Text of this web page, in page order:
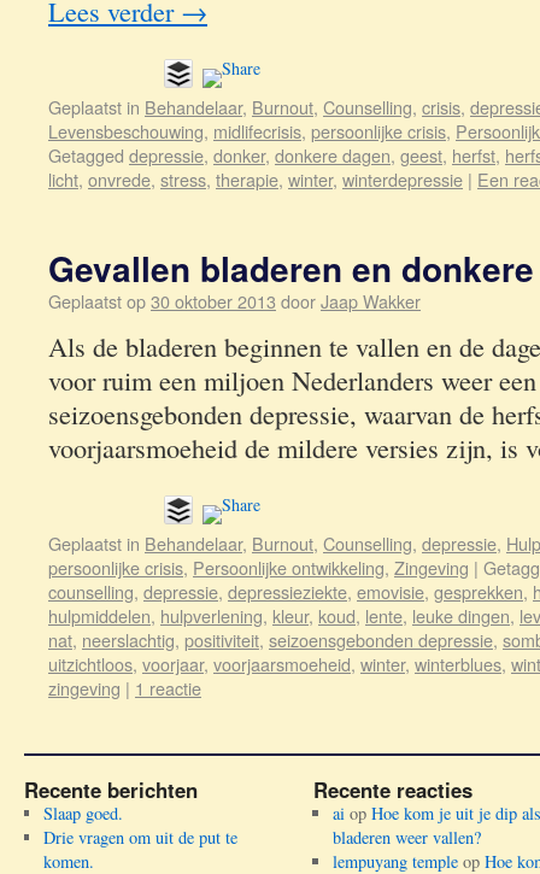
Lees verder →
Geplaatst in Behandelaar, Burnout, Counselling, crisis,
Levensbeschouwing, midlifecrisis, persoonlijke crisis,
Getagged depressie, donker, donkere dagen, geest, herfst,
licht, onvrede, stress, therapie, winter, winterdepressie | Een
Gevallen bladeren en
Geplaatst op30 oktober 2013 doorJaap Wakker
Als de bladeren beginnen te vallen en de
voor ruim een miljoen Nederlanders weer
seizoensgebonden depressie, waarvan de
voorjaarsmoeheid de mildere versies zijn,
Geplaatst in Behandelaar, Burnout, Counselling, depressie,
persoonlijke crisis, Persoonlijke ontwikkeling, Zingeving |
counselling, depressie, depressieziekte, emovisie, gesprekken,
hulpmiddelen, hulpverlening, kleur, koud, lente, leuke dingen,
nat, neerslachtig, positiviteit, seizoensgebonden depressie,
uitzichtloos, voorjaar, voorjaarsmoeheid, winter, winterblues,
zingeving | 1 reactie
Recente berichten
Slaap goed.
Drie vragen om uit de put te
komen.
Recente reacties
aiop Hoe kom je uit je dip
bladeren weer vallen?
lempuyang templeop Hoe